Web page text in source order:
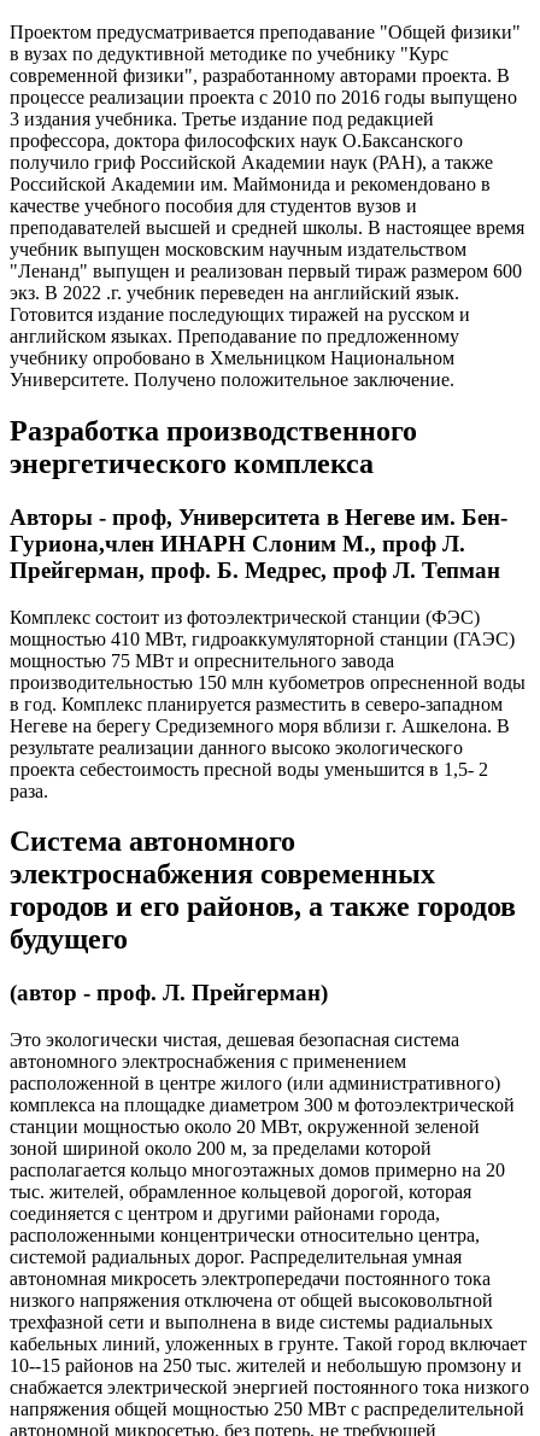
Проектом предусматривается преподавание "Общей физики"
в вузах по дедуктивной методике по учебнику "Курс
современной физики", разработанному авторами проекта. В
процессе реализации проекта с 2010 по 2016 годы выпущено
3 издания учебника. Третье издание под редакцией
профессора, доктора философских наук О.Баксанского
получило гриф Российской Академии наук (РАН), а также
Российской Академии им. Маймонида и рекомендовано в
качестве учебного пособия для студентов вузов и
преподавателей высшей и средней школы. В настоящее время
учебник выпущен московским научным издательством
"Ленанд" выпущен и реализован первый тираж размером 600
экз. В 2022 .г. учебник переведен на английский язык.
Готовится издание последующих тиражей на русском и
английском языках. Преподавание по предложенному
учебнику опробовано в Хмельницком Национальном
Университете. Получено положительное заключение.
Разработка производственного
энергетического комплекса
Авторы - проф, Университета в Негеве им. Бен-
Гуриона,член ИНАРН Слоним М., проф Л.
Прейгерман, проф. Б. Медрес, проф Л. Тепман
Комплекс состоит из фотоэлектрической станции (ФЭС)
мощностью 410 МВт, гидроаккумуляторной станции (ГАЭС)
мощностью 75 МВт и опреснительного завода
производительностью 150 млн кубометров опресненной воды
в год. Комплекс планируется разместить в северо-западном
Негеве на берегу Средиземного моря вблизи г. Ашкелона. В
результате реализации данного высоко экологического
проекта себестоимость пресной воды уменьшится в 1,5- 2
раза.
Система автономного
электроснабжения современных
городов и его районов, а также городов
будущего
(автор - проф. Л. Прейгерман)
Это экологически чистая, дешевая безопасная система
автономного электроснабжения с применением
расположенной в центре жилого (или административного)
комплекса на площадке диаметром 300 м фотоэлектрической
станции мощностью около 20 МВт, окруженной зеленой
зоной шириной около 200 м, за пределами которой
располагается кольцо многоэтажных домов примерно на 20
тыс. жителей, обрамленное кольцевой дорогой, которая
соединяется с центром и другими районами города,
расположенными концентрически относительно центра,
системой радиальных дорог. Распределительная умная
автономная микросеть электропередачи постоянного тока
низкого напряжения отключена от общей высоковольтной
трехфазной сети и выполнена в виде системы радиальных
кабельных линий, уложенных в грунте. Такой город включает
10--15 районов на 250 тыс. жителей и небольшую промзону и
снабжается электрической энергией постоянного тока низкого
напряжения общей мощностью 250 МВт с распределительной
автономной микросетью, без потерь, не требующей